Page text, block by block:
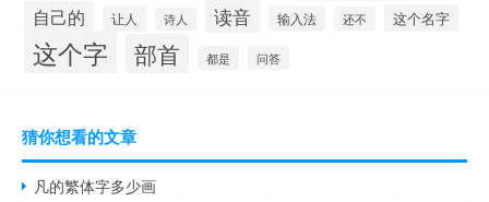
自己的 让人 诗人 读音 输入法 还不 这个名字
这个字 部首 都是 问答
猜你想看的文章
凡的繁体字多少画